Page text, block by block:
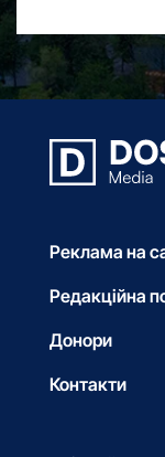
Реклама на
Редакційна
Донори
Контакти